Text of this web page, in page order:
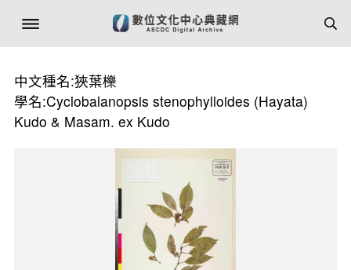
中文種名:狹葉櫟
學名:Cyclobalanopsis stenophylloides (Hayata)
Kudo & Masam. ex Kudo